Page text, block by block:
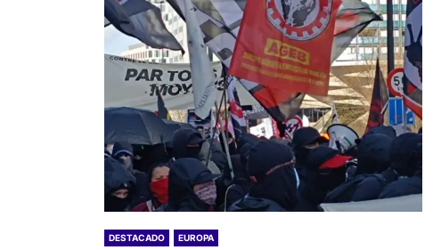
DESTACADO EUROPA